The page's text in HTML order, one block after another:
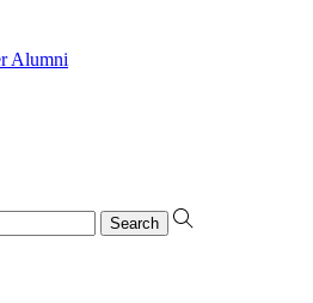
Alumni